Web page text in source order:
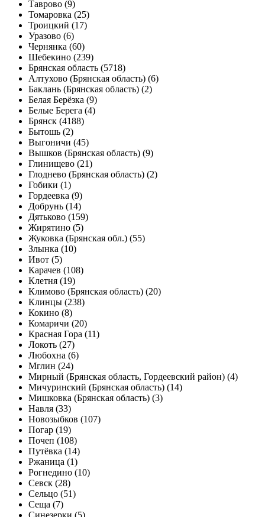
Таврово (9)
Томаровка (25)
Троицкий (17)
Уразово (6)
Чернянка (60)
Шебекино (239)
Брянская область (5718)
Алтухово (Брянская область) (6)
Баклань (Брянская область) (2)
Белая Берёзка (9)
Белые Берега (4)
Брянск (4188)
Бытошь (2)
Выгоничи (45)
Вышков (Брянская область) (9)
Глинищево (21)
Глоднево (Брянская область) (2)
Гобики (1)
Гордеевка (9)
Добрунь (14)
Дятьково (159)
Жирятино (5)
Жуковка (Брянская обл.) (55)
Злынка (10)
Ивот (5)
Карачев (108)
Клетня (19)
Климово (Брянская область) (20)
Клинцы (238)
Кокино (8)
Комаричи (20)
Красная Гора (11)
Локоть (27)
Любохна (6)
Мглин (24)
Мирный (Брянская область, Гордеевский район) (4)
Мичуринский (Брянская область) (14)
Мишковка (Брянская область) (3)
Навля (33)
Новозыбков (107)
Погар (19)
Почеп (108)
Путёвка (14)
Ржаница (1)
Рогнедино (10)
Севск (28)
Сельцо (51)
Сеща (7)
Синезерки (5)